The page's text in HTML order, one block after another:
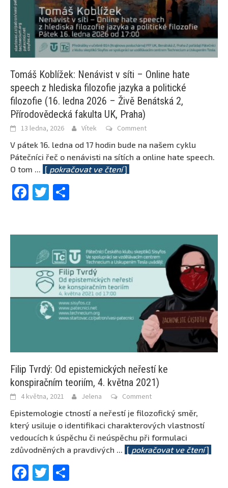
Tomáš Koblížek: Nenávist v síti – Online hate
speech z hlediska filozofie jazyka a politické
filozofie (16. ledna 2026 – Živě Benátská 2,
Přírodovědecká fakulta UK, Praha)
13 ledna, 2026 Vítek Comment
V pátek 16. ledna od 17 hodin bude na našem cyklu
Pátečníci řeč o nenávisti na sítích a online hate speech.
O tom ... [ pokračovat ve čtení]
Facebook
Twitter
Filip Tvrdý: Od epistemických neřestí ke
konspiračním teoriím, 4. května 2021)
4 května, 2021 Jelena Comment
Epistemologie ctností a neřestí je filozofický směr,
který usiluje o identifikaci charakterových vlastností
vedoucích k úspěchu či neúspěchu při formulaci
zdůvodněných a pravdivých ... [ pokračovat ve čtení]
Facebook
Twitter